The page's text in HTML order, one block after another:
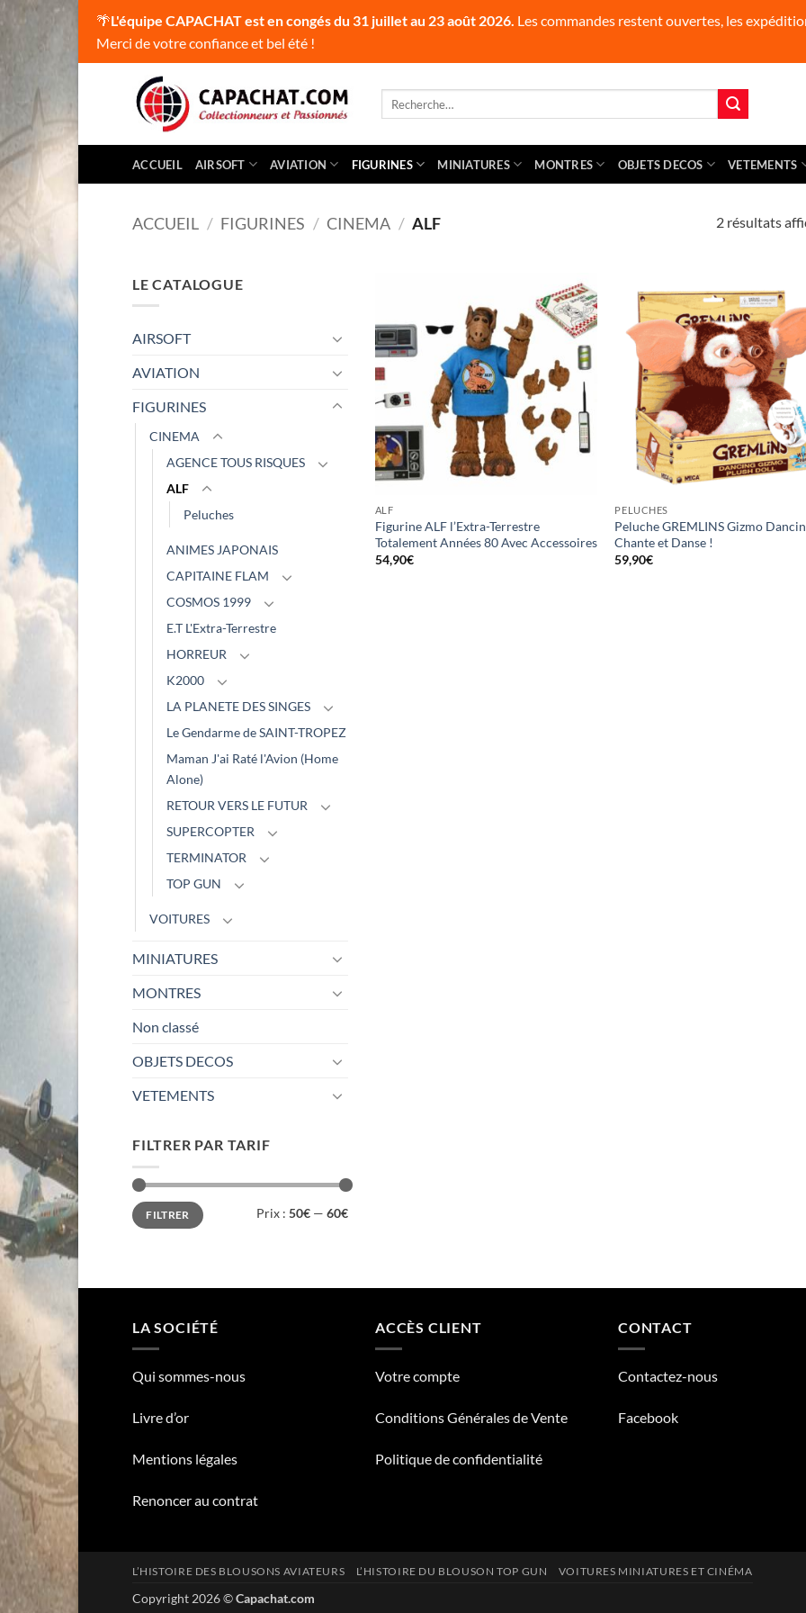
🌴L'équipe CAPACHAT est en congés du 31 juillet au 23 août 2026. Les commandes restent ouvertes, les
Merci de votre confiance et bel été !
ACCUEIL AIRSOFT AVIATION FIGURINES MINIATURES MONTRES OBJETS DECOS VETEMENTS
ACCUEIL / FIGURINES / CINEMA / ALF 2 résultats
LE CATALOGUE
AIRSOFT
AVIATION
FIGURINES
CINEMA
AGENCE TOUS RISQUES
ALF
Peluches
ANIMES JAPONAIS
CAPITAINE FLAM
COSMOS 1999
E.T L'Extra-Terrestre
HORREUR
K2000
LA PLANETE DES SINGES
Le Gendarme de SAINT-TROPEZ
Maman J'ai Raté l'Avion (Home
Alone)
RETOUR VERS LE FUTUR
SUPERCOPTER
TERMINATOR
TOP GUN
VOITURES
MINIATURES
MONTRES
Non classé
OBJETS DECOS
VETEMENTS
FILTRER PAR TARIF
Prix
min
Prix
maxFILTRER Prix : 50€ — 60€
ALF
Figurine ALF l’Extra-Terrestre
Totalement Années 80 Avec Accessoires
54,90€
PELUCHES
Peluche GREMLINS Gizmo
Chante et Danse !
59,90€
LA SOCIÉTÉ
Qui sommes-nous
Livre d’or
Mentions légales
Renoncer au contrat
ACCÈS CLIENT
Votre compte
Conditions Générales de Vente
Politique de confidentialité
CONTACT
Contactez-nous
Facebook
L’HISTOIRE DES BLOUSONS AVIATEURS L’HISTOIRE DU BLOUSON TOP GUN VOITURES MINIATURES ET CINÉMA
Copyright 2026 ©Capachat.com